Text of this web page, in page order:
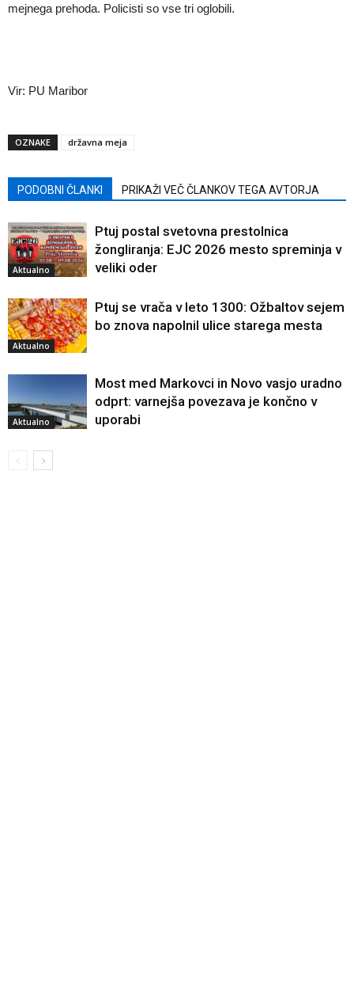
mejnega prehoda. Policisti so vse tri oglobili.
Vir: PU Maribor
OZNAKE državna meja
PODOBNI ČLANKI PRIKAŽI VEČ ČLANKOV TEGA AVTORJA
Aktualno
Ptuj postal svetovna prestolnica
žongliranja: EJC 2026 mesto spreminja v
veliki oder
Aktualno
Ptuj se vrača v leto 1300: Ožbaltov sejem
bo znova napolnil ulice starega mesta
Aktualno
Most med Markovci in Novo vasjo uradno
odprt: varnejša povezava je končno v
uporabi